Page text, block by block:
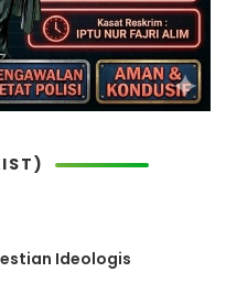
Ideologis